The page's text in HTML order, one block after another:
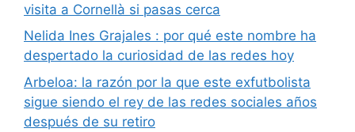
visita a Cornellà si pasas cerca
Nelida Ines Grajales : por qué este nombre ha
despertado la curiosidad de las redes hoy
Arbeloa: la razón por la que este exfutbolista
sigue siendo el rey de las redes sociales años
después de su retiro